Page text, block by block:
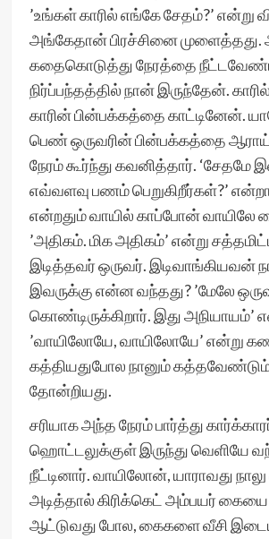
’உங்கள் காரில் எங்கே சேதம்?’ என்று
அங்கேதான் பிரச்சினை முளைத்தது.
கதைகொடுத்து நேரத்தை
நிர்ப்பந்தத்தில் நான் இருந்தேன்.
காரின் பின்பக்கத்தை காட்டினேன்.
பெண் ஒருவரின் பின்பக்கத்தை
நேரம் கூர்ந்து கவனித்தார். ‘சேதமே
எவ்வளவு பணம் பெறுகிறீர்கள்?’
என்றதும் வாயில் காப்போன் வாயிலே
’அதிகம். மிக அதிகம்’ என்று
இடித்தவர் ஒருவர். இடிவாங்கியவன்
இவருக்கு என்ன வந்தது? ’மேலே
கொண்டிருக்கிறார். இது அநியாயம்’
’வாயிலோயே, வாயிலோயே’ என்று
கத்தியதுபோல நானும்
தோன்றியது.
சரியாக அந்த நேரம் பார்த்து
ஹொட்டலுக்குள் இருந்து வெளியே
நீட்டினார். வாயிலோன், யாராவது
அடித்தால் கிரிக்கெட் அம்பயர் கையை
ஆட்டுவது போல, கைகளை வீசி